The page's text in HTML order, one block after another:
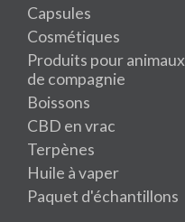
Capsules
Cosmétiques
Produits pour animaux
de compagnie
Boissons
CBD en vrac
Terpènes
Huile à vaper
Paquet d'échantillons